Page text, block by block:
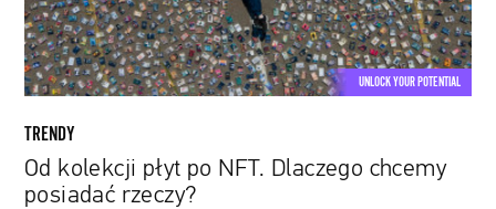
posiadać
rzeczy?
UNLOCK YOUR POTENTIAL
TRENDY
Od kolekcji płyt po NFT. Dlaczego chcemy
posiadać rzeczy?